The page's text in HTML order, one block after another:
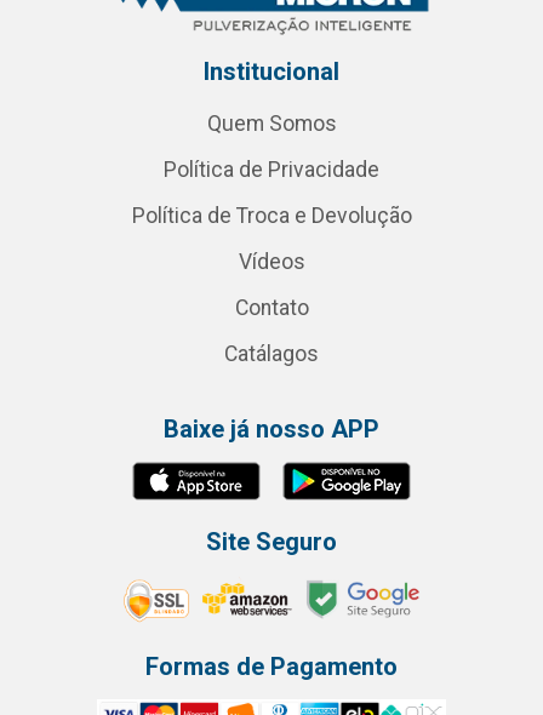
Institucional
Quem Somos
Política de Privacidade
Política de Troca e Devolução
Vídeos
Contato
Catálagos
Baixe já nosso APP
Site Seguro
Formas de Pagamento